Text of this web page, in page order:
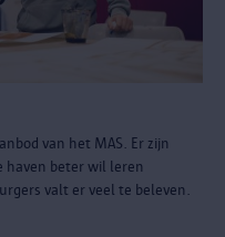
van het MAS. Er zijn
haven beter wil leren
valt er veel te beleven.